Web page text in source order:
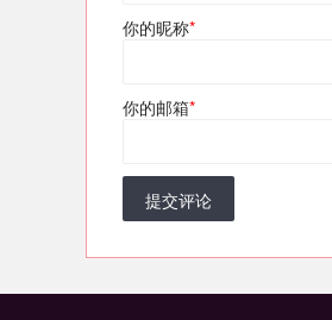
你的昵称*
你的邮箱*
提交评论